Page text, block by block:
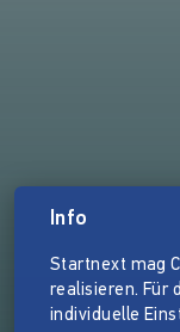
Info
Startnext mag
realisieren. Für
individuelle